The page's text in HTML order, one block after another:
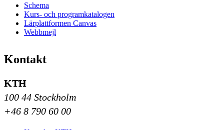
Schema
Kurs- och programkatalogen
Lärplattformen Canvas
Webbmejl
Kontakt
KTH
100 44 Stockholm
+46 8 790 60 00